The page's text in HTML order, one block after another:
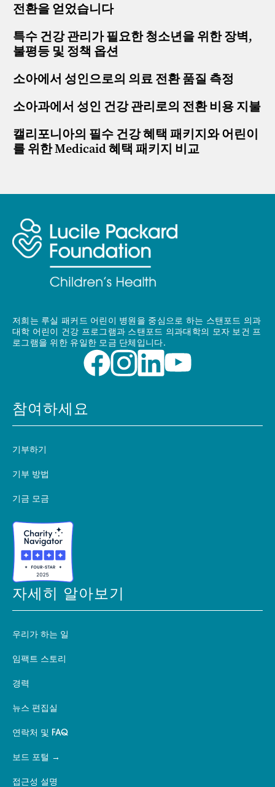
전환을 얻었습니다
특수 건강 관리가 필요한 청소년을 위한 장벽,
불평등 및 정책 옵션
소아에서 성인으로의 의료 전환 품질 측정
소아과에서 성인 건강 관리로의 전환 비용 지불
캘리포니아의 필수 건강 혜택 패키지와 어린이
를 위한 Medicaid 혜택 패키지 비교
저희는 루실 패커드 어린이 병원을 중심으로 하는 스탠포드 의과
대학 어린이 건강 프로그램과 스탠포드 의과대학의 모자 보건 프
로그램을 위한 유일한 모금 단체입니다.
참여하세요
기부하기
기부 방법
기금 모금
자세히 알아보기
우리가 하는 일
임팩트 스토리
경력
뉴스 편집실
연락처 및 FAQ
보드 포털
접근성 설명